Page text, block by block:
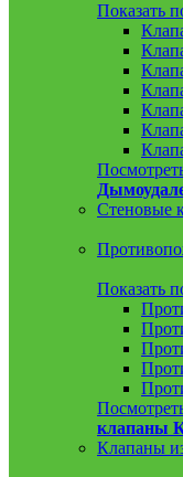
Показать
Стеновые
Показать
клапаны
Клапаны